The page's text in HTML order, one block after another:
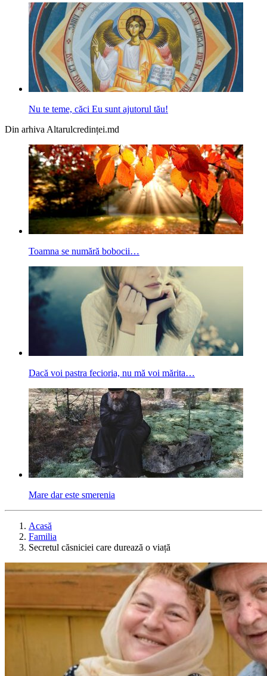
Nu te teme, căci Eu sunt ajutorul tău!
Din arhiva Altarulcredinței.md
Toamna se numără bobocii…
Dacă voi pastra fecioria, nu mă voi mărita…
Mare dar este smerenia
Acasă
Familia
Secretul căsniciei care durează o viață